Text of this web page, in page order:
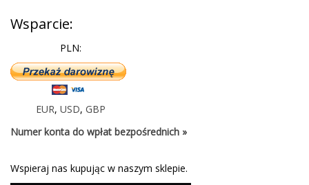
Wsparcie:
PLN:
EUR, USD, GBP
Numer konta do wpłat bezpośrednich »
Wspieraj nas kupując w naszym sklepie.